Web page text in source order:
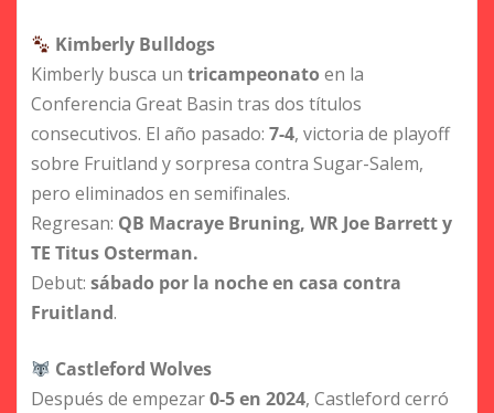
Kimberly Bulldogs
Kimberly busca un tricampeonato en la
Conferencia Great Basin tras dos títulos
consecutivos. El año pasado: 7-4, victoria de playoff
sobre Fruitland y sorpresa contra Sugar-Salem,
pero eliminados en semifinales.
Regresan: QB Macraye Bruning, WR Joe Barrett y
TE Titus Osterman.
Debut: sábado por la noche en casa contra
Fruitland.
Castleford Wolves
Después de empezar0-5 en 2024, Castleford cerró